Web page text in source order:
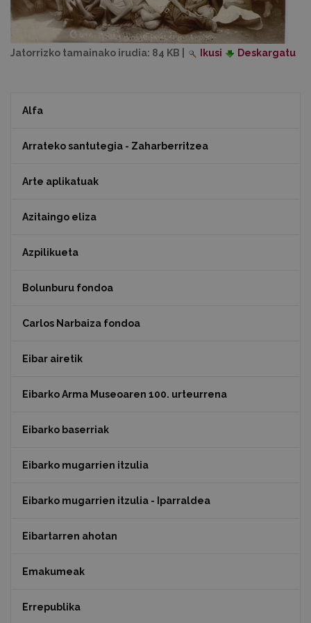
Jatorrizko tamainako irudia: 84 KB Ikusi Deskargatu
Alfa
Arrateko santutegia - Zaharberritzea
Arte aplikatuak
Azitaingo eliza
Azpilikueta
Bolunburu fondoa
Carlos Narbaiza fondoa
Eibar airetik
Eibarko Arma Museoaren 100. urteurrena
Eibarko baserriak
Eibarko mugarrien itzulia
Eibarko mugarrien itzulia - Iparraldea
Eibartarren ahotan
Emakumeak
Errepublika